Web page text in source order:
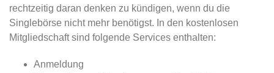
rechtzeitig daran denken zu kündigen, wenn du die
Singlebörse nicht mehr benötigst. In den kostenlosen
Mitgliedschaft sind folgende Services enthalten:
Anmeldung